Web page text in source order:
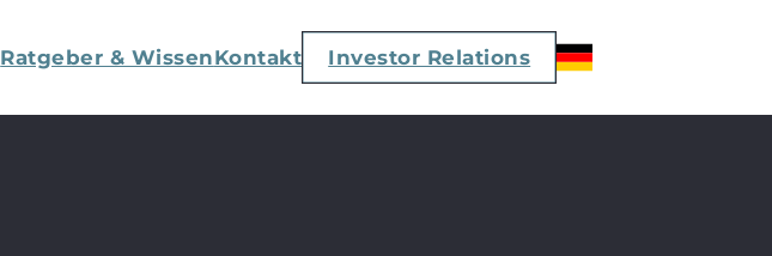
Ratgeber & WissenKontakt Investor Relations